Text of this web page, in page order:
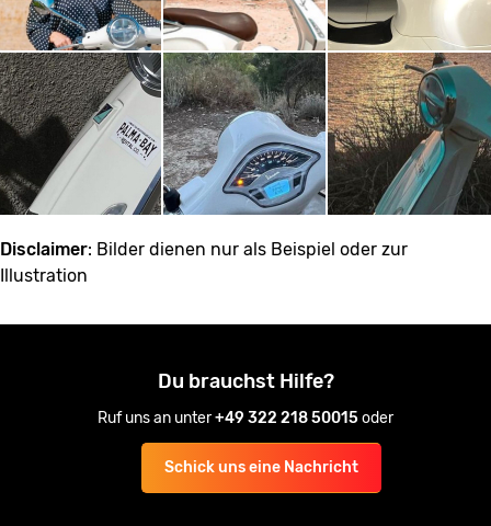
Disclaimer: Bilder dienen nur als Beispiel oder zur
Illustration
Du brauchst Hilfe?
Ruf uns an unter+49 322 218 50015oder
Schick uns eine Nachricht